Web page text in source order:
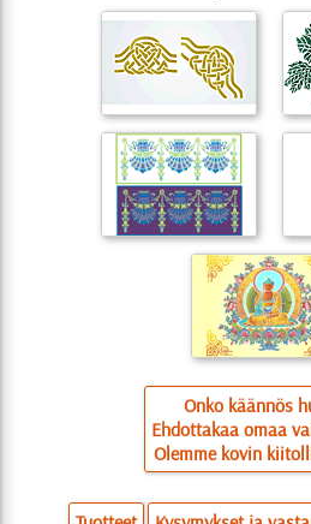
Onko käännös
Ehdottakaa omaa
Olemme kovin